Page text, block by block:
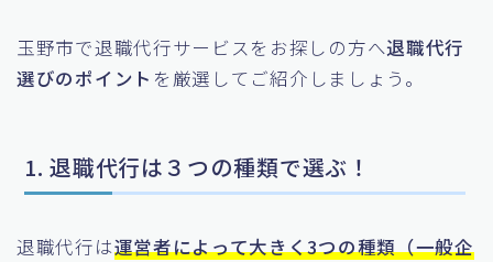
玉野市で退職代行サービスをお探しの方へ退職代行
選びのポイント を厳選してご紹介しましょう。
1. 退職代行は３つの種類で選ぶ！
退職代行は運営者によって大きく3つの種類（一般企